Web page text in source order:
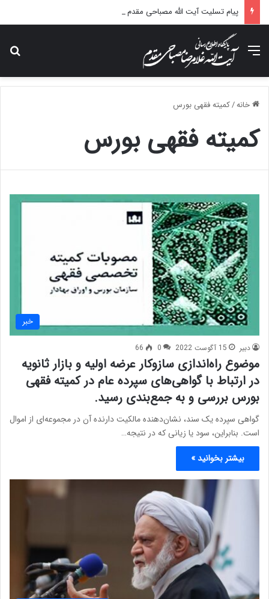
منو
خانه/کمیته فقهی بورس
کمیته فقهی بورس
خبر
دبیر 15 آگوست 2022 0
66
موضوع راه‌اندازی سازوکار عرضه اولیه و بازار ثانویه
در ارتباط با گواهی‌های سپرده عام در کمیته فقهی
بورس بررسی و به جمع‌بندی رسید.
گواهی سپرده یک سند، نشان‌دهنده مالکیت دارنده آن در مجموعه‌ای از اموال
است. بنابراین، سود یا زیانی که در نتیجه…
بیشتر بخوانید »